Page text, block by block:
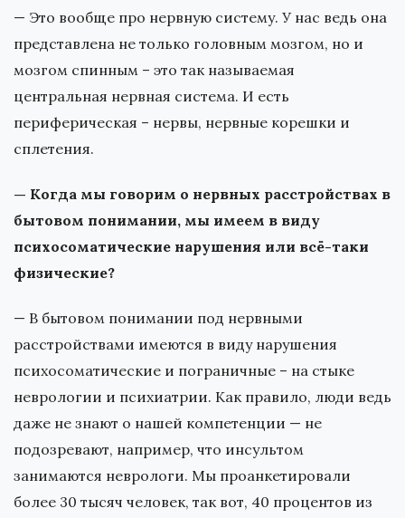
— Это вообще про нервную систему. У нас ведь она
представлена не только головным мозгом, но и
мозгом спинным – это так называемая
центральная нервная система. И есть
периферическая – нервы, нервные корешки и
сплетения.
— Когда мы говорим о нервных расстройствах в
бытовом понимании, мы имеем в виду
психосоматические нарушения или всё-таки
физические?
— В бытовом понимании под нервными
расстройствами имеются в виду нарушения
психосоматические и пограничные – на стыке
неврологии и психиатрии. Как правило, люди ведь
даже не знают о нашей компетенции — не
подозревают, например, что инсультом
занимаются неврологи. Мы проанкетировали
более 30 тысяч человек, так вот, 40 процентов из